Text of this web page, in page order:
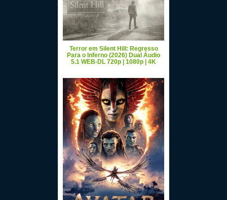
Terror em Silent Hill: Regresso
Para o Inferno (2026) Dual Áudio
5.1 WEB-DL 720p | 1080p | 4K